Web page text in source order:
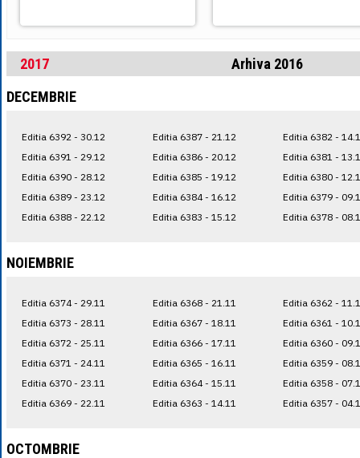
2017
Arhiva 2016
DECEMBRIE
Editia 6392 - 30.12
Editia 6391 - 29.12
Editia 6390 - 28.12
Editia 6389 - 23.12
Editia 6388 - 22.12
Editia 6387 - 21.12
Editia 6386 - 20.12
Editia 6385 - 19.12
Editia 6384 - 16.12
Editia 6383 - 15.12
Editia 6382 -
Editia 6381 -
Editia 6380 -
Editia 6379 -
Editia 6378 -
NOIEMBRIE
Editia 6374 - 29.11
Editia 6373 - 28.11
Editia 6372 - 25.11
Editia 6371 - 24.11
Editia 6370 - 23.11
Editia 6369 - 22.11
Editia 6368 - 21.11
Editia 6367 - 18.11
Editia 6366 - 17.11
Editia 6365 - 16.11
Editia 6364 - 15.11
Editia 6363 - 14.11
Editia 6362 -
Editia 6361 -
Editia 6360 -
Editia 6359 -
Editia 6358 -
Editia 6357 -
OCTOMBRIE